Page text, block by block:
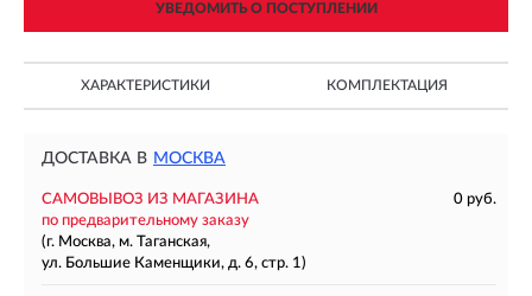
УВЕДОМИТЬ О ПОСТУПЛЕНИИ
ХАРАКТЕРИСТИКИ КОМПЛЕКТАЦИЯ
ДОСТАВКА В МОСКВА
САМОВЫВОЗ ИЗ МАГАЗИНА
0 руб.
по предварительному заказу
(г. Москва, м. Таганская,
ул. Большие Каменщики, д. 6, стр. 1)